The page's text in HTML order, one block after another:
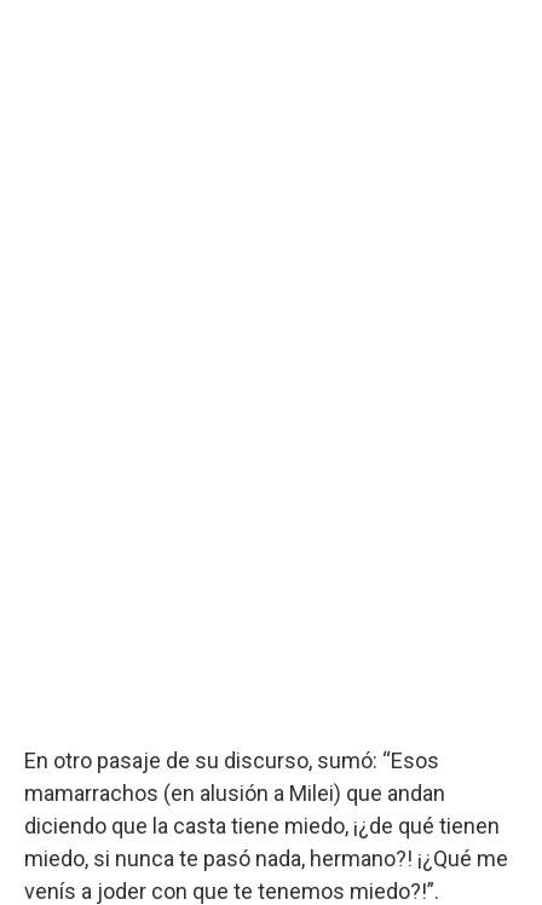
En otro pasaje de su discurso, sumó: “Esos
mamarrachos (en alusión a Milei) que andan
diciendo que la casta tiene miedo, ¡¿de qué tienen
miedo, si nunca te pasó nada, hermano?! ¡¿Qué me
venís a joder con que te tenemos miedo?!”.